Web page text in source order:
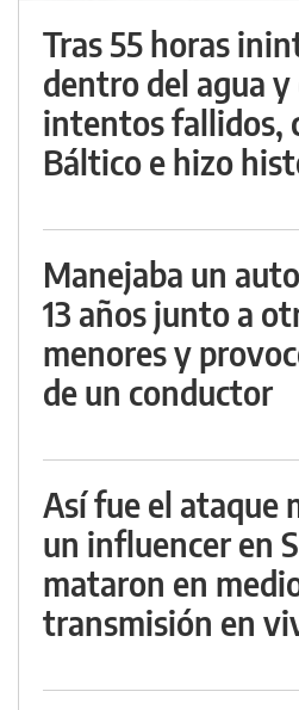
Tras 55 horas
dentro del agua
intentos fallidos,
Báltico e hizo
Manejaba un
13 años junto a
menores y
de un conductor
Así fue el ataque
un influencer en
mataron en
transmisión en